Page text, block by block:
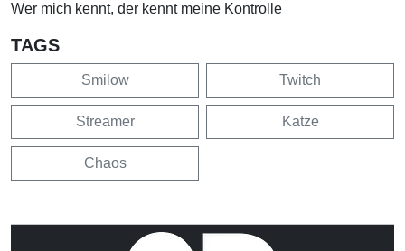
Wer mich kennt, der kennt meine Kontrolle
TAGS
Smilow Twitch
Streamer Katze
Chaos